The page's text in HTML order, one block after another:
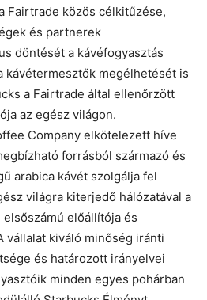
Fairtrade közös célkitűzése,
és partnerek
döntését a kávéfogyasztás
kávétermesztők megélhetését is
a Fairtrade által ellenőrzött
az egész világon.
Company elkötelezett híve
forrásból származó és
arabica kávét szolgálja fel
világra kiterjedő hálózatával a
előállítója és
vállalat kiváló minőség iránti
és határozott irányelvei
minden egyes pohárban